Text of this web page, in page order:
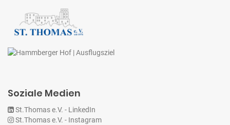
Soziale Medien
St.Thomas e.V. - LinkedIn
St.Thomas e.V. - Instagram